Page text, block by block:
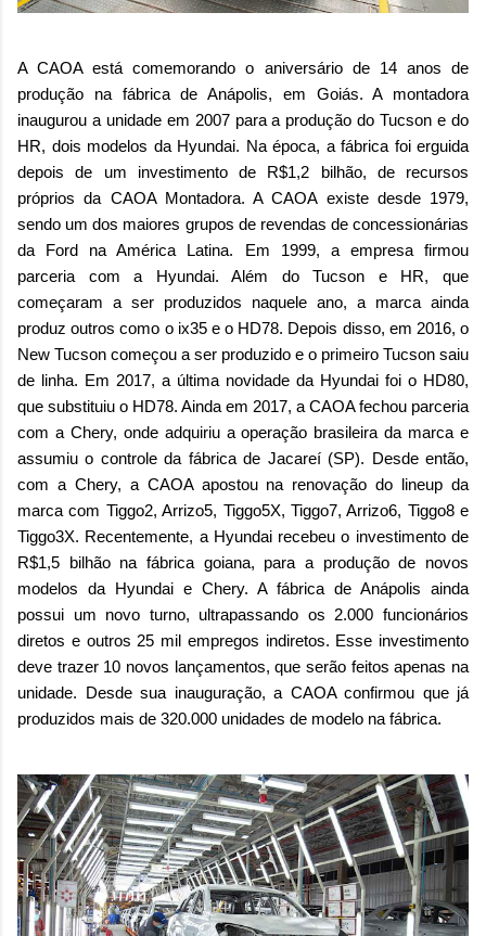
A CAOA está comemorando o aniversário de 14 anos de
produção na fábrica de Anápolis, em Goiás. A montadora
inaugurou a unidade em 2007 para a produção do Tucson e do
HR, dois modelos da Hyundai. Na época, a fábrica foi erguida
depois de um investimento de R$1,2 bilhão, de recursos
próprios da CAOA Montadora. A CAOA existe desde 1979,
sendo um dos maiores grupos de revendas de concessionárias
da Ford na América Latina. Em 1999, a empresa firmou
parceria com a Hyundai. Além do Tucson e HR, que
começaram a ser produzidos naquele ano, a marca ainda
produz outros como o ix35 e o HD78. Depois disso, em 2016, o
New Tucson começou a ser produzido e o primeiro Tucson saiu
de linha. Em 2017, a última novidade da Hyundai foi o HD80,
que substituiu o HD78. Ainda em 2017, a CAOA fechou parceria
com a Chery, onde adquiriu a operação brasileira da marca e
assumiu o controle da fábrica de Jacareí (SP). Desde então,
com a Chery, a CAOA apostou na renovação do lineup da
marca com Tiggo2, Arrizo5, Tiggo5X, Tiggo7, Arrizo6, Tiggo8 e
Tiggo3X. Recentemente, a Hyundai recebeu o investimento de
R$1,5 bilhão na fábrica goiana, para a produção de novos
modelos da Hyundai e Chery. A fábrica de Anápolis ainda
possui um novo turno, ultrapassando os 2.000 funcionários
diretos e outros 25 mil empregos indiretos. Esse investimento
deve trazer 10 novos lançamentos, que serão feitos apenas na
unidade. Desde sua inauguração, a CAOA confirmou que já
produzidos mais de 320.000 unidades de modelo na fábrica.